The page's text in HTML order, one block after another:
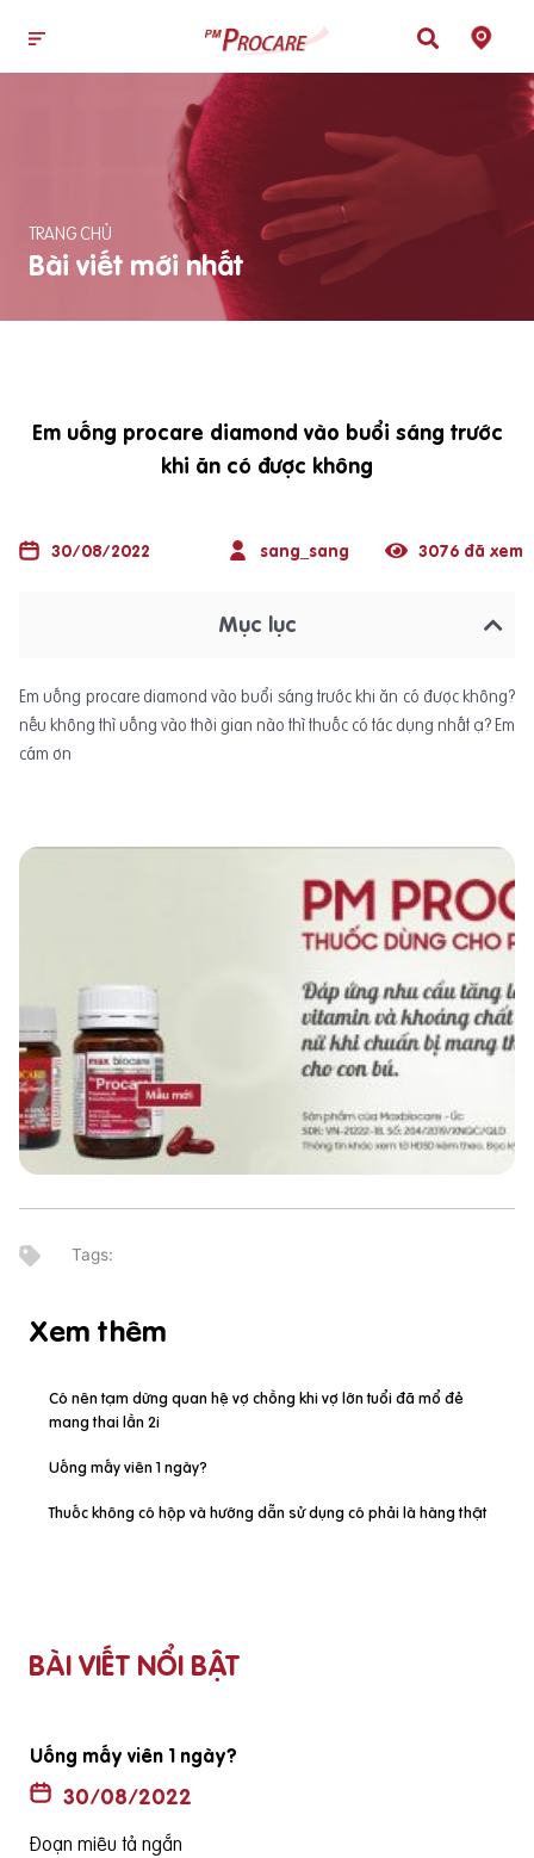
TRANG CHỦ
Bài viết mới nhất
Em uống procare diamond vào buổi sáng trước
khi ăn có được không
30/08/2022 sang_sang 3076 đã xem
Mục lục
Em uống procare diamond vào buổi sáng trước khi ăn có được không?
nếu không thì uống vào thời gian nào thì thuốc có tác dụng nhất ạ? Em
cám ơn
Xem thêm
Có nên tạm dừng quan hệ vợ chồng khi vợ lớn tuổi đã mổ đẻ
mang thai lần 2i
Uống mấy viên 1 ngày?
Thuốc không có hộp và hướng dẫn sử dụng có phải là hàng thật
BÀI VIẾT NỔI BẬT
Uống mấy viên 1 ngày?
30/08/2022
Đoạn miêu tả ngắn